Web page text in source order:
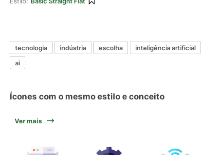
tecnologia indústria escolha
inteligência artificial
ai
Ícones com o mesmo estilo e conceito
Ver mais